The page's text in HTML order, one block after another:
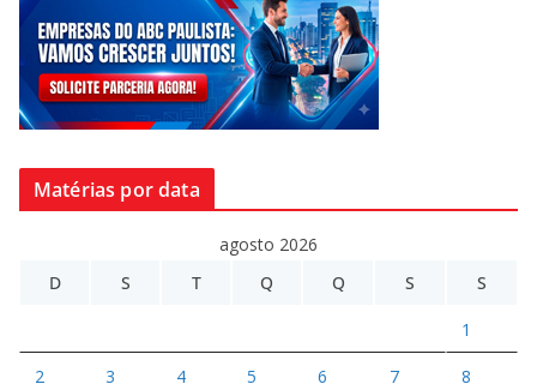
Matérias por data
agosto 2026
D
S T Q Q S S
1
2 3 4 5 6 7 8